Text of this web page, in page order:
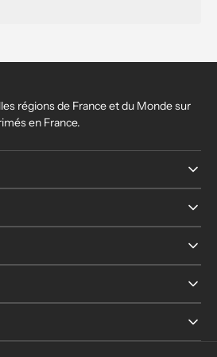
régions de France et du Monde sur
en France.